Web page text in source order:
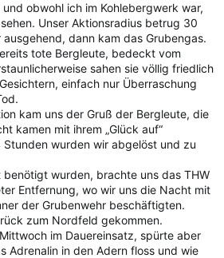
obwohl ich im Kohlebergwerk war,
Unser Aktionsradius betrug 30
dann kam das Grubengas.
tote Bergleute, bedeckt vom
sahen sie völlig friedlich
einfach nur Überraschung
kam uns der Gruß der Bergleute, die
kamen mit ihrem „Glück auf“
wurden wir abgelöst und zu
wurden, brachte uns das THW
Entfernung, wo wir uns die Nacht mit
der Grubenwehr beschäftigten.
zum Nordfeld gekommen.
im Dauereinsatz, spürte aber
Adrenalin in den Adern floss und wie